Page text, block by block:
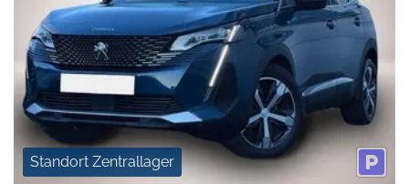
Standort Zentrallager